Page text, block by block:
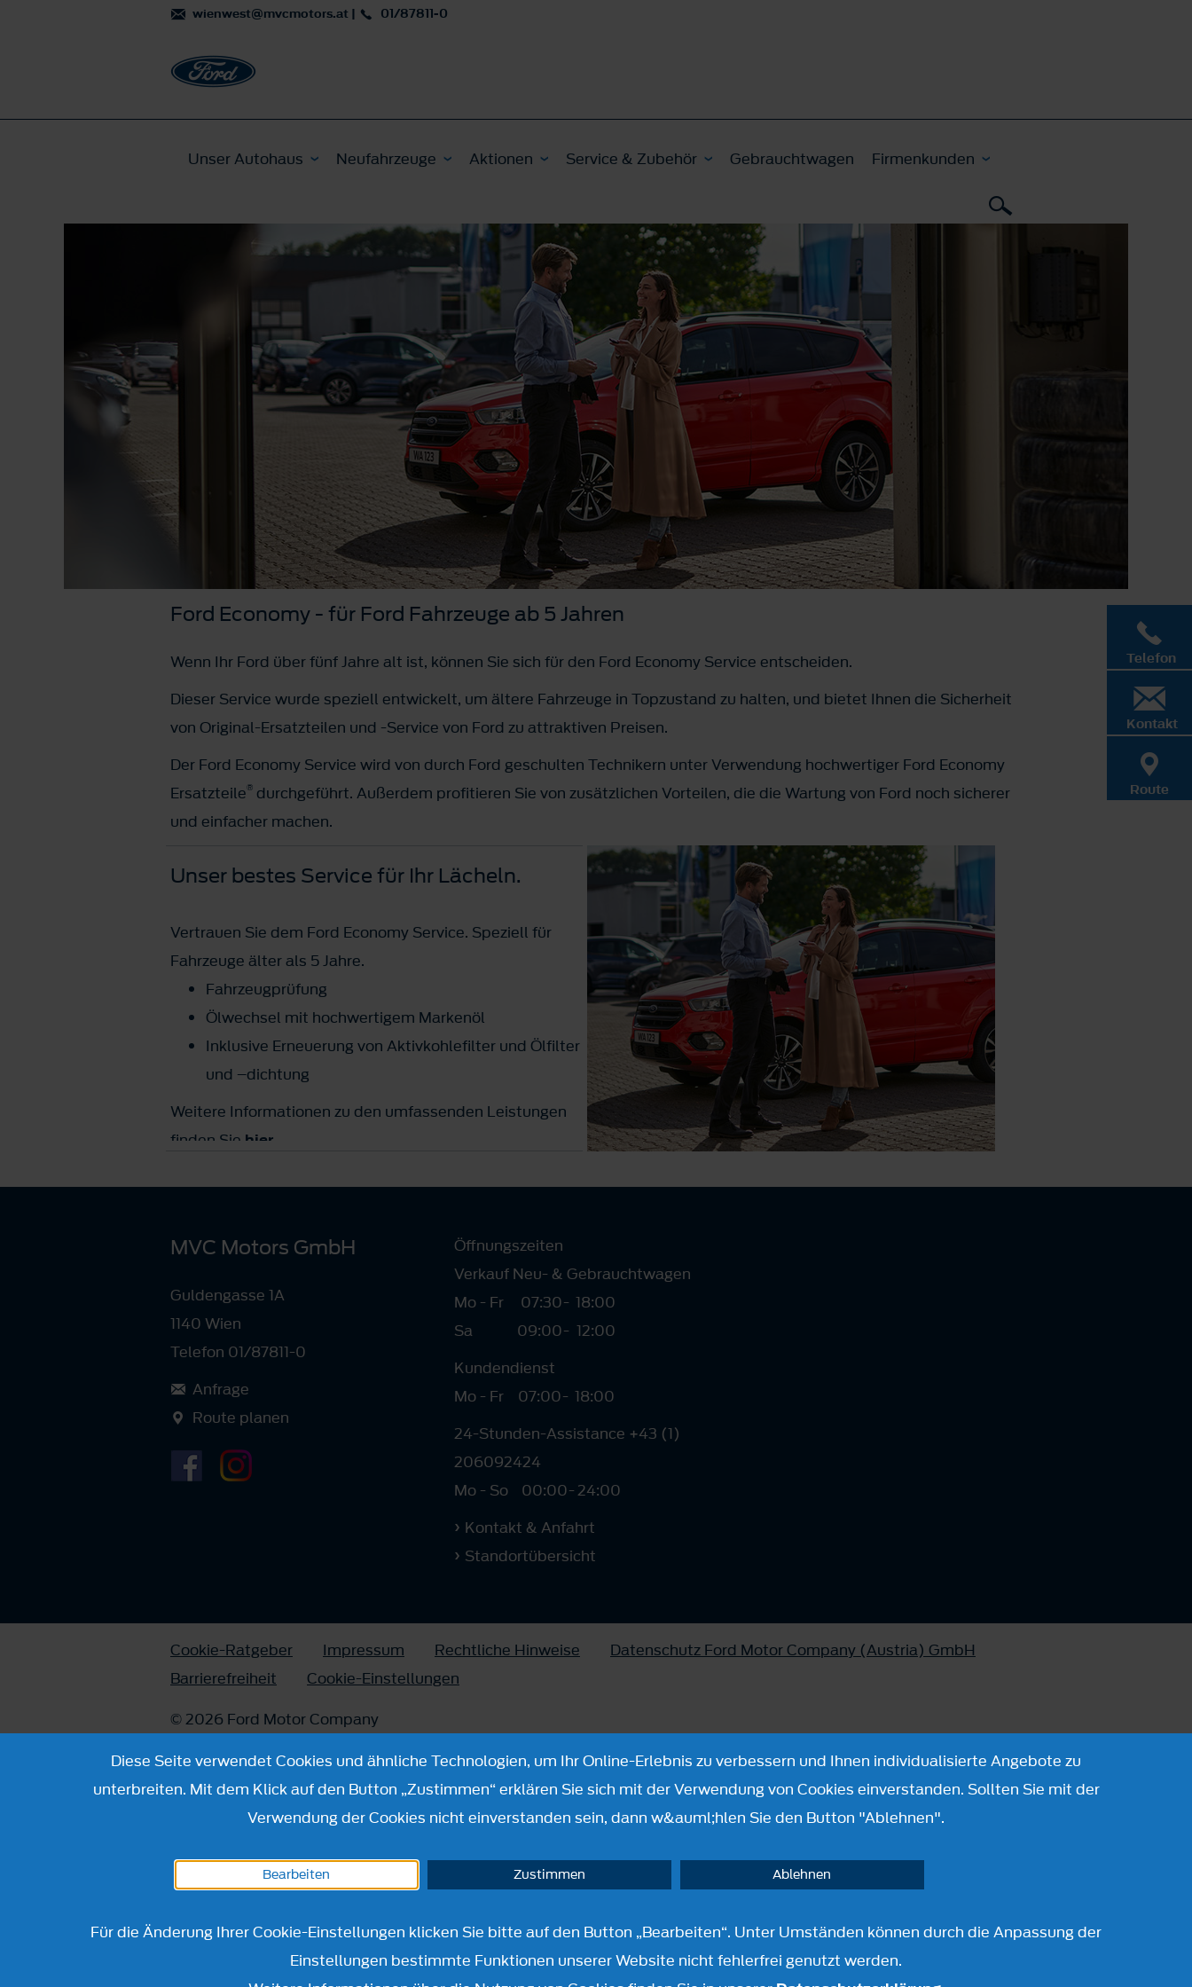
wienwest@mvcmotors.at | 01/87811-0
Unser Autohaus Neufahrzeuge Aktionen Service & Zubehör Gebrauchtwagen Firmenkunden
Ford Economy - für Ford Fahrzeuge ab 5 Jahren
Wenn Ihr Ford über fünf Jahre alt ist, können Sie sich für den Ford Economy Service entscheiden.
Dieser Service wurde speziell entwickelt, um ältere Fahrzeuge in Topzustand zu halten, und bietet Ihnen die Sicherheit
von Original-Ersatzteilen und -Service von Ford zu attraktiven Preisen.
Der Ford Economy Service wird von durch Ford geschulten Technikern unter Verwendung hochwertiger Ford Economy
Ersatzteile® durchgeführt. Außerdem profitieren Sie von zusätzlichen Vorteilen, die die Wartung von Ford noch sicherer
und einfacher machen.
Unser bestes Service für Ihr Lächeln.
Vertrauen Sie dem Ford Economy Service. Speziell für
Fahrzeuge älter als 5 Jahre.
Fahrzeugprüfung
Ölwechsel mit hochwertigem Markenöl
Inklusive Erneuerung von Aktivkohlefilter und Ölfilter
und –dichtung
Weitere Informationen zu den umfassenden Leistungen
finden Sie hier
Telefon
Kontakt
Route
MVC Motors GmbH
Guldengasse 1A
1140 Wien
Telefon 01/87811-0
Anfrage
Route planen
Öffnungszeiten
Verkauf Neu- & Gebrauchtwagen
Mo - Fr
07:30- 18:00
Sa
09:00- 12:00
Kundendienst
Mo - Fr
07:00- 18:00
24-Stunden-Assistance +43 (1)
206092424
Mo - So
00:00-24:00
Kontakt & Anfahrt
Standortübersicht
Cookie-Ratgeber Impressum Rechtliche Hinweise
Datenschutz Ford Motor Company (Austria) GmbH
Barrierefreiheit
Cookie-Einstellungen
© 2026 Ford Motor Company
Diese Seite verwendet Cookies und ähnliche Technologien, um Ihr Online-Erlebnis zu verbessern und Ihnen individualisierte Angebote zu
unterbreiten. Mit dem Klick auf den Button „Zustimmen“ erklären Sie sich mit der Verwendung von Cookies einverstanden. Sollten Sie mit der
Verwendung der Cookies nicht einverstanden sein, dann w&auml;hlen Sie den Button "Ablehnen".
Bearbeiten Zustimmen Ablehnen
Für die Änderung Ihrer Cookie-Einstellungen klicken Sie bitte auf den Button „Bearbeiten“. Unter Umständen können durch die Anpassung der
Einstellungen bestimmte Funktionen unserer Website nicht fehlerfrei genutzt werden.